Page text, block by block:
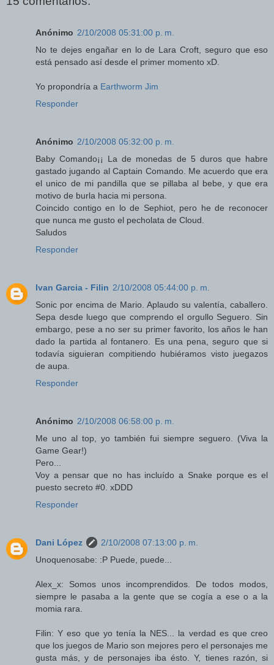
Anónimo 2/10/2008 05:31:00 p. m.
No te dejes engañar en lo de Lara Croft, seguro que eso
está pensado así desde el primer momento xD.
Yo propondría a Earthworm Jim
Responder
Anónimo 2/10/2008 05:32:00 p. m.
Baby Comando¡¡ La de monedas de 5 duros que habre
gastado jugando al Captain Comando. Me acuerdo que era
el unico de mi pandilla que se pillaba al bebe, y que era
motivo de burla hacia mi persona.
Coincido contigo en lo de Sephiot, pero he de reconocer
que nunca me gusto el pecholata de Cloud.
Saludos
Responder
Ivan Garcia - Filin 2/10/2008 05:44:00 p. m.
Sonic por encima de Mario. Aplaudo su valentía, caballero.
Sepa desde luego que comprendo el orgullo Seguero. Sin
embargo, pese a no ser su primer favorito, los años le han
dado la partida al fontanero. Es una pena, seguro que si
todavía siguieran compitiendo hubiéramos visto juegazos
de aupa.
Responder
Anónimo 2/10/2008 06:58:00 p. m.
Me uno al top, yo también fui siempre seguero. (Viva la
Game Gear!)
Pero...
Voy a pensar que no has incluído a Snake porque es el
puesto secreto #0. xDDD
Responder
Dani López
2/10/2008 07:13:00 p. m.
Unoquenosabe: :P Puede, puede...
Alex_x: Somos unos incomprendidos. De todos modos,
siempre le pasaba a la gente que se cogía a ese o a la
momia rara.
Filin: Y eso que yo tenía la NES... la verdad es que creo
que los juegos de Mario son mejores pero el personajes me
gusta más, y de personajes iba ésto. Y, tienes razón, si